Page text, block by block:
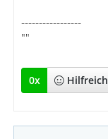
-----------------
""
0x Hilfreich